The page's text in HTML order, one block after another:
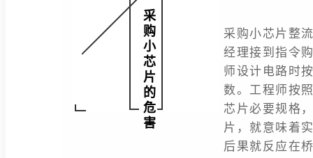
采购小芯片的危害
采购小芯片整
经理接到指令
师设计电路时
数。工程师按
芯片必要规格
片，就意味着
后果就反应在